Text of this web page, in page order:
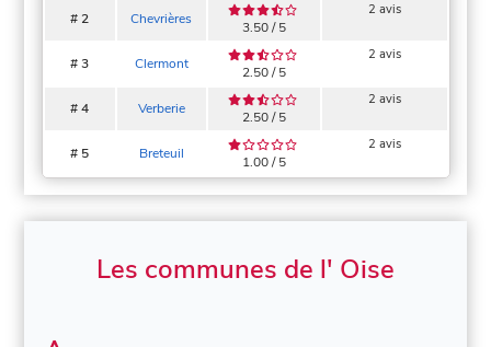
# 2 Chevrières 3.50 / 5
2 avis
# 3 Clermont 2.50 / 5
2 avis
# 4 Verberie 2.50 / 5
2 avis
# 5 Breteuil 1.00 / 5
2 avis
Les communes de l' Oise